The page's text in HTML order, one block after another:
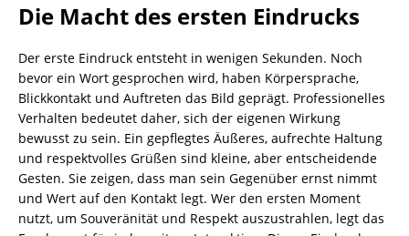
Die Macht des ersten Eindrucks
Der erste Eindruck entsteht in wenigen Sekunden. Noch
bevor ein Wort gesprochen wird, haben Körpersprache,
Blickkontakt und Auftreten das Bild geprägt. Professionelles
Verhalten bedeutet daher, sich der eigenen Wirkung
bewusst zu sein. Ein gepflegtes Äußeres, aufrechte Haltung
und respektvolles Grüßen sind kleine, aber entscheidende
Gesten. Sie zeigen, dass man sein Gegenüber ernst nimmt
und Wert auf den Kontakt legt. Wer den ersten Moment
nutzt, um Souveränität und Respekt auszustrahlen, legt das